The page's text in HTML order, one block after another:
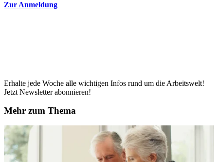
Zur Anmeldung
Erhalte jede Woche alle wichtigen Infos rund um die Arbeitswelt!
Jetzt Newsletter abonnieren!
Mehr zum Thema